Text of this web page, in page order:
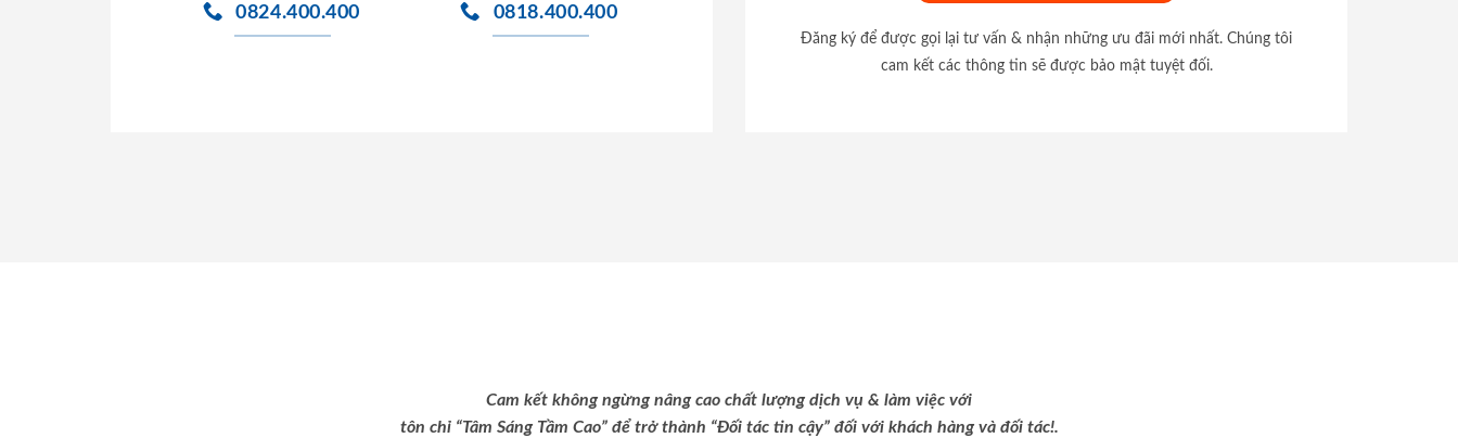
0824.400.400 0818.400.400
Đăng ký để được gọi lại tư vấn & nhận những ưu đãi mới nhất. Chúng tôi
cam kết các thông tin sẽ được bảo mật tuyệt đối.
Cam kết không ngừng nâng cao chất lượng dịch vụ & làm việc với
tôn chỉ “Tâm Sáng Tầm Cao” để trở thành “Đối tác tin cậy” đối với khách hàng và đối tác!.